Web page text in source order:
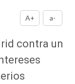
A+
a-
contra un